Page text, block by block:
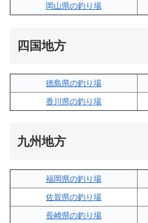
岡山県の釣り場
四国地方
徳島県の釣り場
香川県の釣り場
九州地方
福岡県の釣り場
佐賀県の釣り場
長崎県の釣り場